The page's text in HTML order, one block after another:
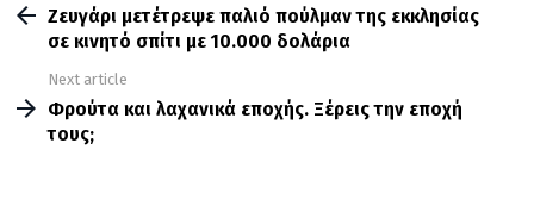
more Ζευγάρι μετέτρεψε παλιό πούλμαν της εκκλησίας
σε κινητό σπίτι με 10.000 δολάρια
Next article
Φρούτα και λαχανικά εποχής. Ξέρεις την εποχή
τους;